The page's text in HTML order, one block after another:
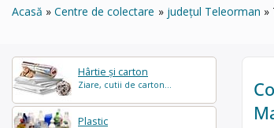
Acasă Centre de colectare județul Teleorman
Hârtie și carton
Ziare, cutii de carton...
Plastic